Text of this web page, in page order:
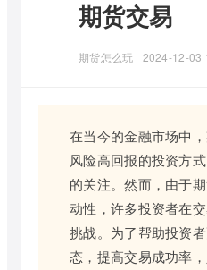
期货交易
期货怎么玩 2024-12-03
在当今的金融市场中
风险高回报的投资方
的关注。然而，由于
动性，许多投资者在
挑战。为了帮助投资
态，提高交易成功率